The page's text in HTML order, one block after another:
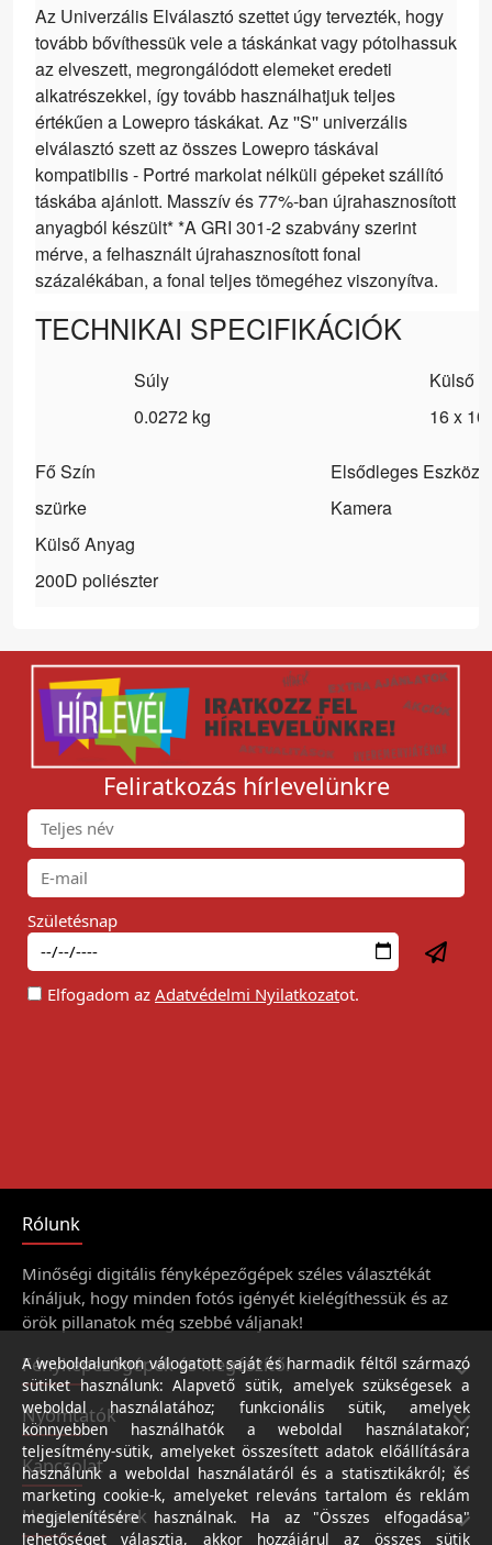
Az Univerzális Elválasztó szettet úgy tervezték, hogy
tovább bővíthessük vele a táskánkat vagy pótolhassuk
az elveszett, megrongálódott elemeket eredeti
alkatrészekkel, így tovább használhatjuk teljes
értékűen a Lowepro táskákat. Az ''S'' univerzális
elválasztó szett az összes Lowepro táskával
kompatibilis - Portré markolat nélküli gépeket szállító
táskába ajánlott. Masszív és 77%-ban újrahasznosított
anyagból készült* *A GRI 301-2 szabvány szerint
mérve, a felhasznált újrahasznosított fonal
százalékában, a fonal teljes tömegéhez viszonyítva.
TECHNIKAI SPECIFIKÁCIÓK
Súly
0.0272 kg
Fő Szín
szürke
Külső
16 x
Elsődleges Eszköz
Kamera
Külső Anyag
200D poliészter
Feliratkozás hírlevelünkre
Születésnap
Elfogadom az Adatvédelmi Nyilatkozatot.
Rólunk
Minőségi digitális fényképezőgépek széles választékát
kínáljuk, hogy minden fotós igényét kielégíthessük és az
örök pillanatok még szebbé váljanak!
Fényképezőgépek és kiegészítői
Nyomtatók
Kapcsolat
Hasznos linkek
A weboldalunkon válogatott saját és harmadik féltől származó
sütiket használunk: Alapvető sütik, amelyek szükségesek a
weboldal használatához; funkcionális sütik, amelyek
könnyebben használhatók a weboldal használatakor;
teljesítmény-sütik, amelyeket összesített adatok előállítására
használunk a weboldal használatáról és a statisztikákról; és
marketing cookie-k, amelyeket releváns tartalom és reklám
megjelenítésére használnak. Ha az "Összes elfogadása"
lehetőséget választja, akkor hozzájárul az összes sütik